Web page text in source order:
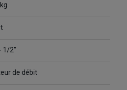
1/2"
de débit